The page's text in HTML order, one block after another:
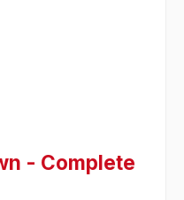
- Complete